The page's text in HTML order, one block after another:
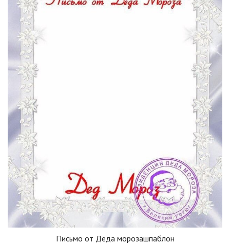
Письмо от Деда морозашпаблон